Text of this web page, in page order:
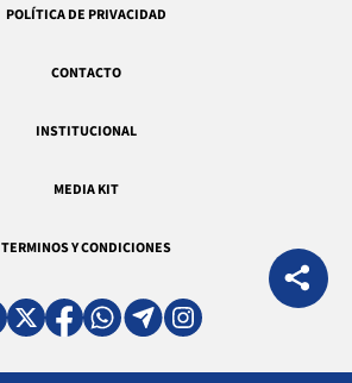
POLÍTICA DE PRIVACIDAD
CONTACTO
INSTITUCIONAL
MEDIA KIT
TERMINOS Y CONDICIONES